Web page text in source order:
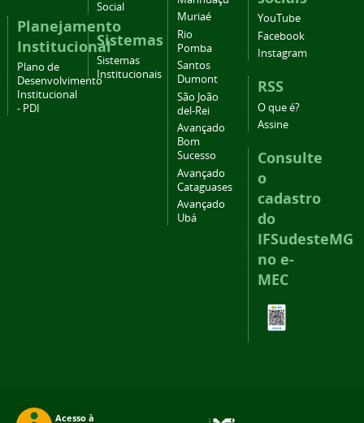
Planejamento
Institucional
Plano de
Desenvolvimento
Institucional
- PDI
Social
Sistemas
Sistemas
Institucionais
Muriaé
Rio
Pomba
Santos
Dumont
São João
del-Rei
Avançado
Bom
Sucesso
Avançado
Cataguases
Avançado
Ubá
YouTube
Facebook
Instagram
RSS
O que é?
Assine
Consulte
o
cadastro
do
IFSudesteMG
no e-
MEC